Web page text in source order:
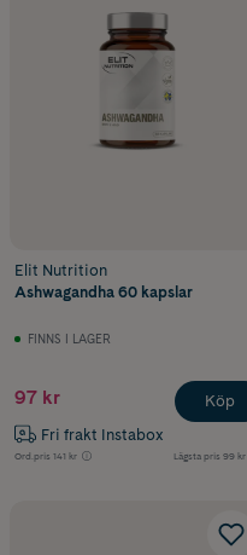
Elit Nutrition
Ashwagandha 60 kapslar
FINNS I LAGER
97 kr
Fri frakt Instabox
Ord.pris 141 kr Lägsta pris 99 kr
Köp